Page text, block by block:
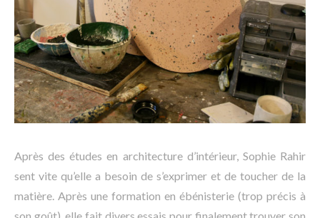
Après des études en architecture d’intérieur, Sophie Rahir
sent vite qu’elle a besoin de s’exprimer et de toucher de la
matière. Après une formation en ébénisterie (trop précis à